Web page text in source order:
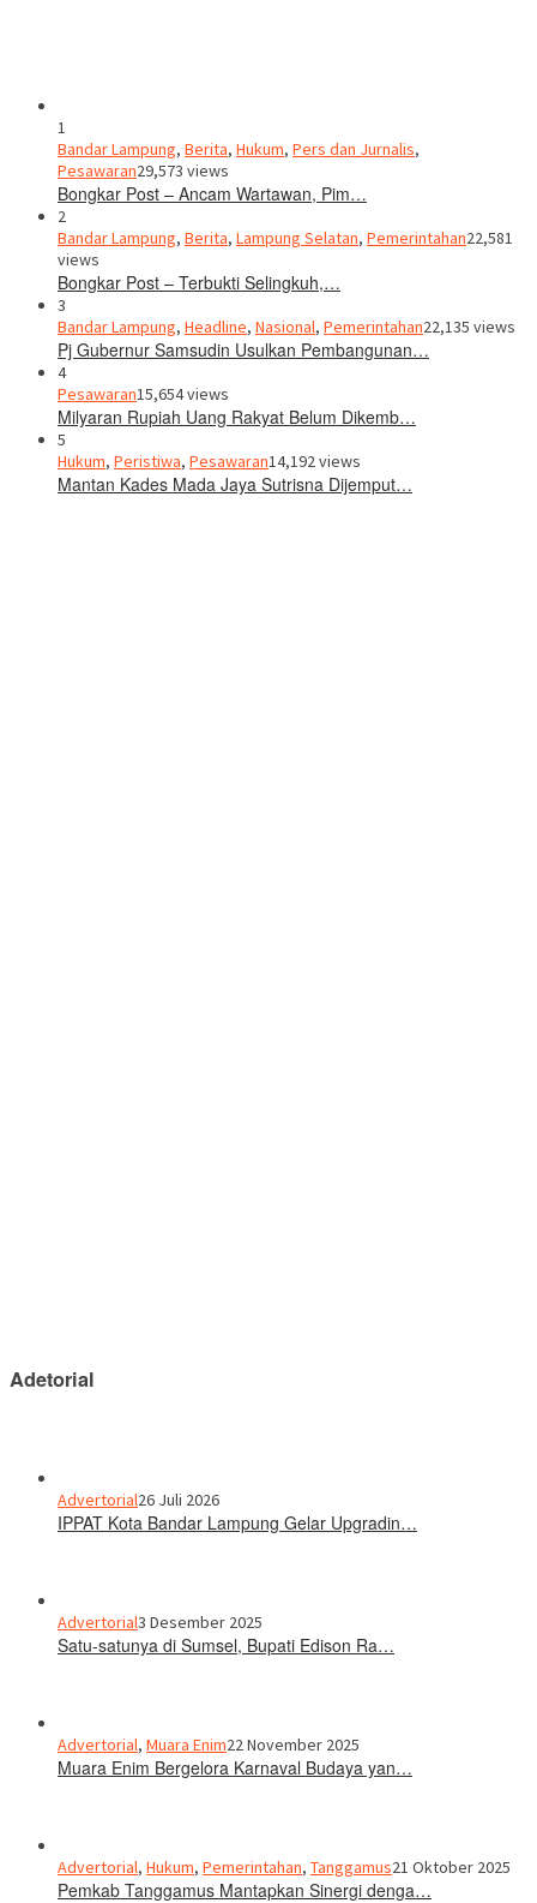
1
Bandar Lampung, Berita, Hukum, Pers dan Jurnalis,
Pesawaran29,573 views
Bongkar Post – Ancam Wartawan, Pim…
2
Bandar Lampung, Berita, Lampung Selatan, Pemerintahan22,581
views
Bongkar Post – Terbukti Selingkuh,…
3
Bandar Lampung, Headline, Nasional, Pemerintahan22,135 views
Pj Gubernur Samsudin Usulkan Pembangunan…
4
Pesawaran15,654 views
Milyaran Rupiah Uang Rakyat Belum Dikemb…
5
Hukum, Peristiwa, Pesawaran14,192 views
Mantan Kades Mada Jaya Sutrisna Dijemput…
Adetorial
Advertorial26 Juli 2026
IPPAT Kota Bandar Lampung Gelar Upgradin…
Advertorial3 Desember 2025
Satu-satunya di Sumsel, Bupati Edison Ra…
Advertorial, Muara Enim22 November 2025
Muara Enim Bergelora Karnaval Budaya yan…
Advertorial, Hukum, Pemerintahan, Tanggamus21 Oktober 2025
Pemkab Tanggamus Mantapkan Sinergi denga…